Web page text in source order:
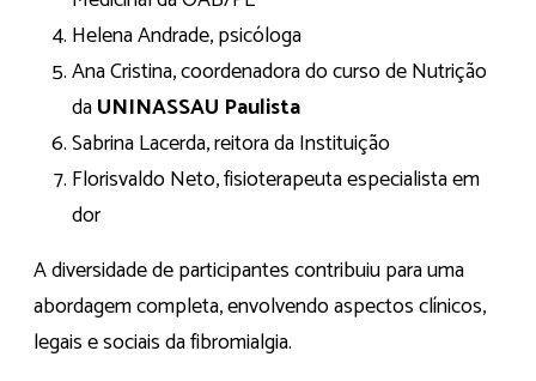
Helena Andrade, psicóloga
Ana Cristina, coordenadora do curso de Nutrição
daUNINASSAU Paulista
Sabrina Lacerda, reitora da Instituição
Florisvaldo Neto, fisioterapeuta especialista em
dor
A diversidade de participantes contribuiu para uma
abordagem completa, envolvendo aspectos clínicos,
legais e sociais da fibromialgia.